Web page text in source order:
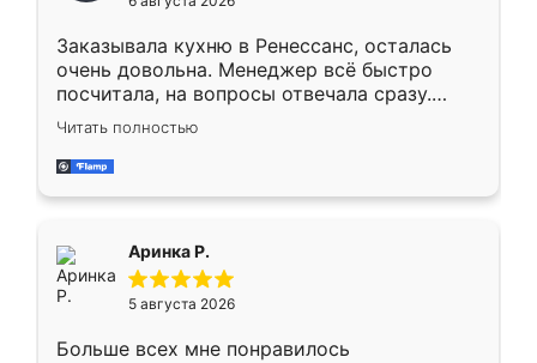
мебели буду заказывать только здесь.
Заказывала кухню в Ренессанс, осталась
очень довольна. Менеджер всё быстро
посчитала, на вопросы отвечала сразу.
Замерщик приехал в субботу, подошёл к
делу со всей ответственностью. Собрали
за день, ребята работали аккуратно, даже
Читать полностью
Аринка Р.
5 августа 2026
Больше всех мне понравилось